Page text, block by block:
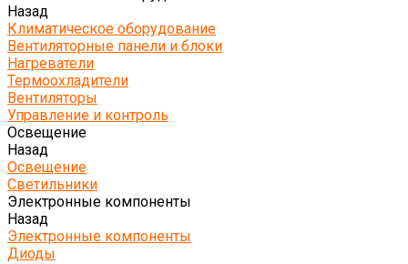
Назад
Климатическое оборудование
Вентиляторные панели и блоки
Нагреватели
Термоохладители
Вентиляторы
Управление и контроль
Освещение
Назад
Освещение
Светильники
Электронные компоненты
Назад
Электронные компоненты
Диоды